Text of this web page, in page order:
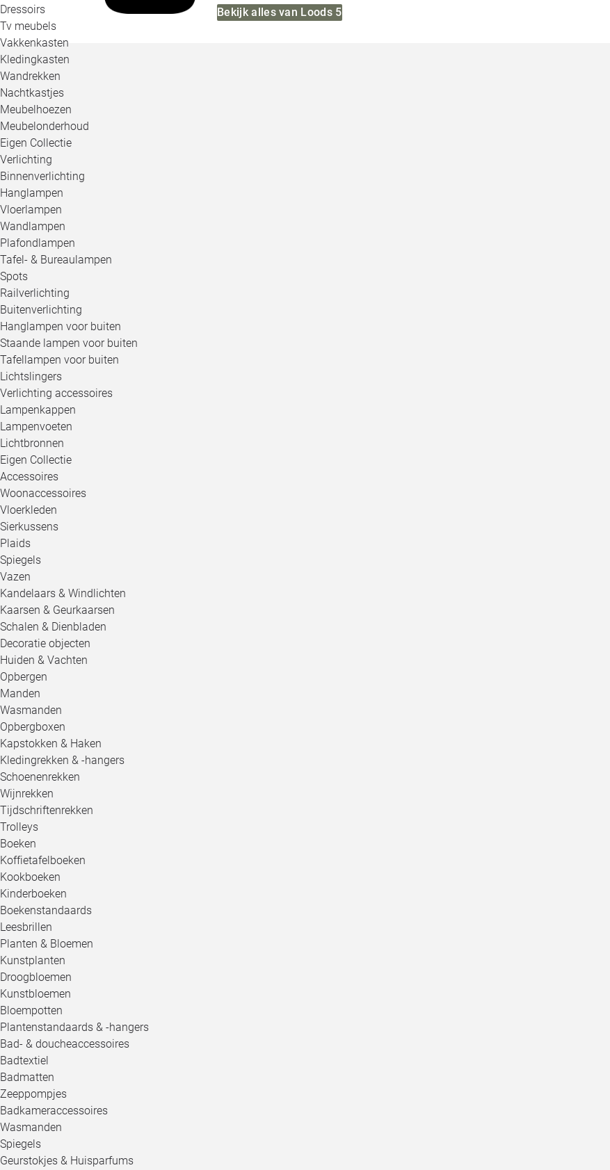
Dressoirs
Tv meubels
Vakkenkasten
Kledingkasten
Wandrekken
Nachtkastjes
Meubelhoezen
Meubelonderhoud
Eigen Collectie
Verlichting
Binnenverlichting
Hanglampen
Vloerlampen
Wandlampen
Plafondlampen
Tafel- & Bureaulampen
Spots
Railverlichting
Buitenverlichting
Hanglampen voor buiten
Staande lampen voor buiten
Tafellampen voor buiten
Lichtslingers
Verlichting accessoires
Lampenkappen
Lampenvoeten
Lichtbronnen
Eigen Collectie
Accessoires
Woonaccessoires
Vloerkleden
Sierkussens
Plaids
Spiegels
Vazen
Kandelaars & Windlichten
Kaarsen & Geurkaarsen
Schalen & Dienbladen
Decoratie objecten
Huiden & Vachten
Opbergen
Manden
Wasmanden
Opbergboxen
Kapstokken & Haken
Kledingrekken & -hangers
Schoenenrekken
Wijnrekken
Tijdschriftenrekken
Trolleys
Boeken
Koffietafelboeken
Kookboeken
Kinderboeken
Boekenstandaards
Leesbrillen
Planten & Bloemen
Kunstplanten
Droogbloemen
Kunstbloemen
Bloempotten
Plantenstandaards & -hangers
Bad- & doucheaccessoires
Badtextiel
Badmatten
Zeeppompjes
Badkameraccessoires
Wasmanden
Spiegels
Geurstokjes & Huisparfums
Bekijk alles van Loods 5